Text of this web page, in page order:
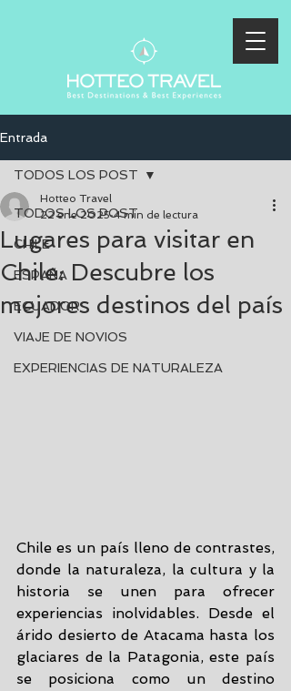
Entrada
TODOS LOS POST
CHILE
ESPAÑA
ECUADOR
VIAJE DE NOVIOS
EXPERIENCIAS DE NATURALEZA
TODOS LOS POST
Lugares para visitar en
Chile: Descubre los
mejores destinos del país
Hotteo Travel
22 ene 2025 4 min de lectura
Chile es un país lleno de contrastes,
donde la naturaleza, la cultura y la
historia se unen para ofrecer
experiencias inolvidables. Desde el
árido desierto de Atacama hasta los
glaciares de la Patagonia, este país